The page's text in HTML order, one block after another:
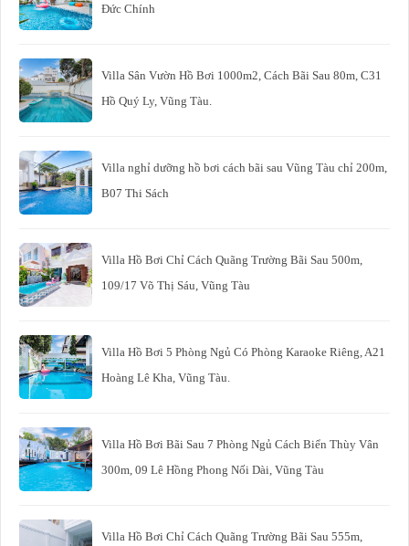
Đức Chính
Villa Sân Vườn Hồ Bơi 1000m2, Cách Bãi Sau 80m, C31
Hồ Quý Ly, Vũng Tàu.
Villa nghỉ dưỡng hồ bơi cách bãi sau Vũng Tàu chỉ 200m,
B07 Thi Sách
Villa Hồ Bơi Chỉ Cách Quãng Trường Bãi Sau 500m,
109/17 Võ Thị Sáu, Vũng Tàu
Villa Hồ Bơi 5 Phòng Ngủ Có Phòng Karaoke Riêng, A21
Hoàng Lê Kha, Vũng Tàu.
Villa Hồ Bơi Bãi Sau 7 Phòng Ngủ Cách Biển Thùy Vân
300m, 09 Lê Hồng Phong Nối Dài, Vũng Tàu
Villa Hồ Bơi Chỉ Cách Quãng Trường Bãi Sau 555m,